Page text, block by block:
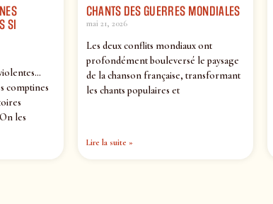
SI
comptines
les
CHANTS DES GUERRES MONDIALES
mai 21, 2026
Les deux conflits mondiaux ont
profondément bouleversé le paysage
de la chanson française, transformant
les chants populaires et
Lire la suite »